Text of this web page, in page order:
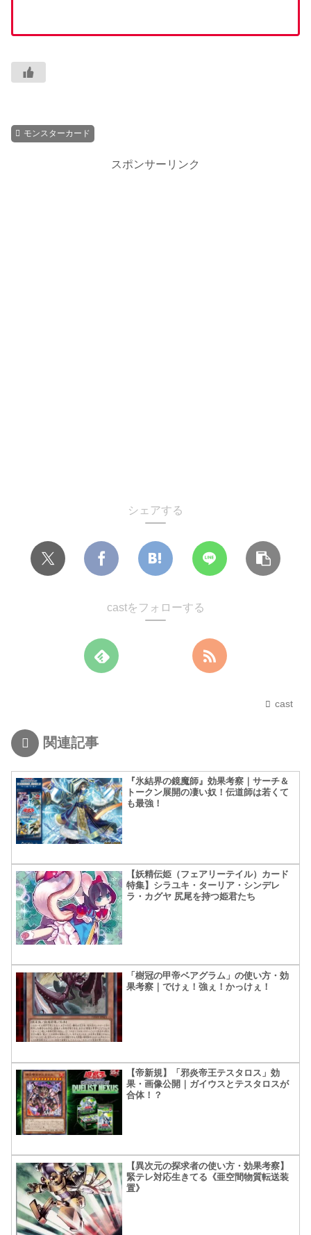
モンスターカード
スポンサーリンク
シェアする
castをフォローする
cast
関連記事
『氷結界の鏡魔師』効果考察｜サーチ＆
トークン展開の凄い奴！伝道師は若くて
も最強！
【妖精伝姫（フェアリーテイル）カード
特集】シラユキ・ターリア・シンデレ
ラ・カグヤ 尻尾を持つ姫君たち
「樹冠の甲帝ベアグラム」の使い方・効
果考察｜でけぇ！強ぇ！かっけぇ！
【帝新規】「邪炎帝王テスタロス」効
果・画像公開｜ガイウスとテスタロスが
合体！？
【異次元の探求者の使い方・効果考察】
緊テレ対応生きてる《亜空間物質転送装
置》